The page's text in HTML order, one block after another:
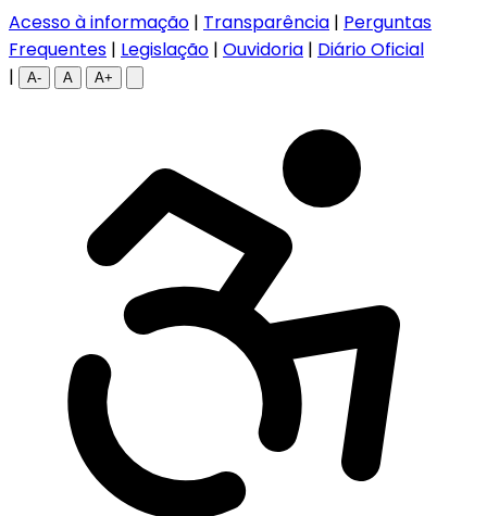
Acesso à informação | Transparência | Perguntas
Frequentes | Legislação | Ouvidoria | Diário Oficial
|
A- A A+